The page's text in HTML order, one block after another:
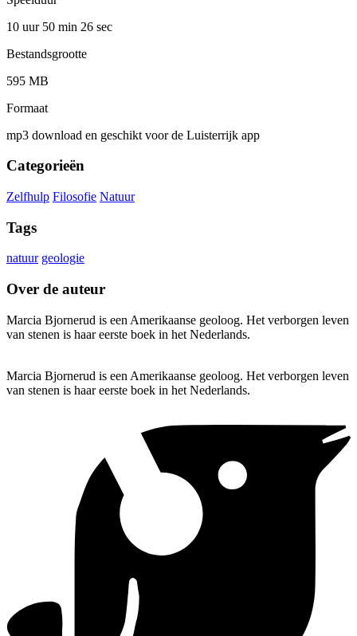
10 uur 50 min 26 sec
Bestandsgrootte
595 MB
Formaat
mp3 download en geschikt voor de Luisterrijk app
Categorieën
Zelfhulp Filosofie Natuur
Tags
natuur geologie
Over de auteur
Marcia Bjornerud is een Amerikaanse geoloog. Het verborgen leven
van stenen is haar eerste boek in het Nederlands.
Marcia Bjornerud is een Amerikaanse geoloog. Het verborgen leven
van stenen is haar eerste boek in het Nederlands.